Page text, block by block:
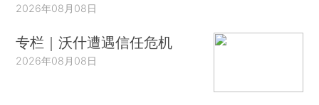
2026年08月08日
专栏｜沃什遭遇信任危机
2026年08月08日